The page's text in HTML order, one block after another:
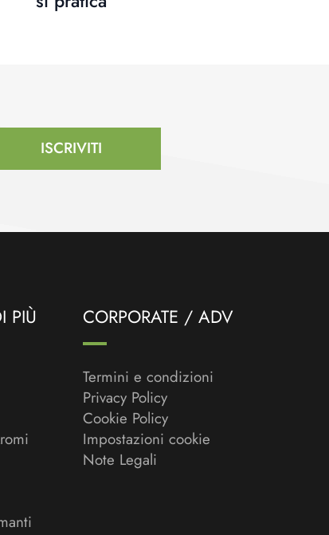
ISCRIVITI
PIÙ CORPORATE / ADV
Termini e condizioni
Privacy Policy
Cookie Policy
Impostazioni cookie
Note Legali